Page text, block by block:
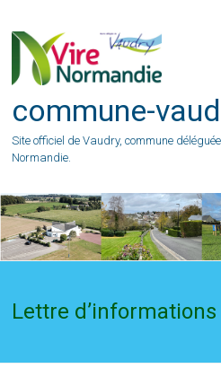
content
commune-
Site officiel de Vaudry, commune
Normandie.
Lettre